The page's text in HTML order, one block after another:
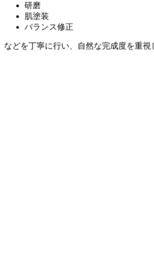
研磨
肌塗装
バランス修正
などを丁寧に行い、自然な完成度を重視